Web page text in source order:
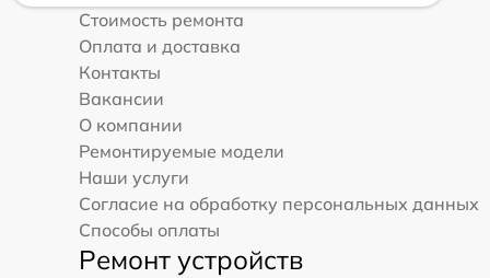
Стоимость ремонта
Оплата и доставка
Контакты
Вакансии
О компании
Ремонтируемые модели
Наши услуги
Согласие на обработку персональных данных
Способы оплаты
Ремонт устройств